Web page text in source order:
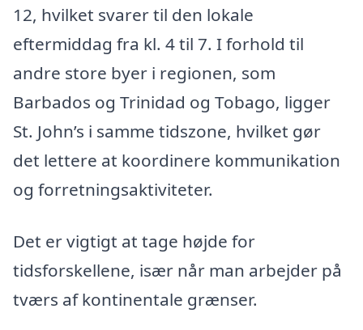
12, hvilket svarer til den lokale
eftermiddag fra kl. 4 til 7. I forhold til
andre store byer i regionen, som
Barbados og Trinidad og Tobago, ligger
St. John’s i samme tidszone, hvilket gør
det lettere at koordinere kommunikation
og forretningsaktiviteter.
Det er vigtigt at tage højde for
tidsforskellene, især når man arbejder på
tværs af kontinentale grænser.